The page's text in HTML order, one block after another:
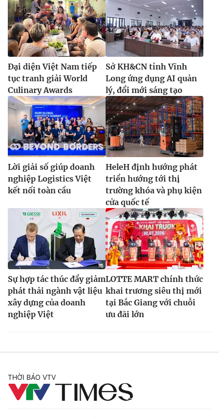
Đại diện Việt Nam tiếp
tục tranh giải World
Culinary Awards
Sở KH&CN tỉnh Vĩnh
Long ứng dụng AI quản
lý, đổi mới sáng tạo
Lời giải số giúp doanh
nghiệp Logistics Việt
kết nối toàn cầu
HeleH định hướng phát
triển hướng tới thị
trường khóa và phụ kiện
cửa quốc tế
Sự hợp tác thúc đẩy giảm
phát thải ngành vật liệu
xây dựng của doanh
nghiệp Việt
LOTTE MART chính thức
khai trương siêu thị mới
tại Bắc Giang với chuỗi
ưu đãi lớn
THỜI BÁO VTV